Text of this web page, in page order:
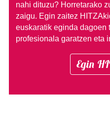
nahi dituzu? Horretarako
zaigu. Egin zaitez
euskaratik eginda dagoen
profesionala garatzen eta
Egin